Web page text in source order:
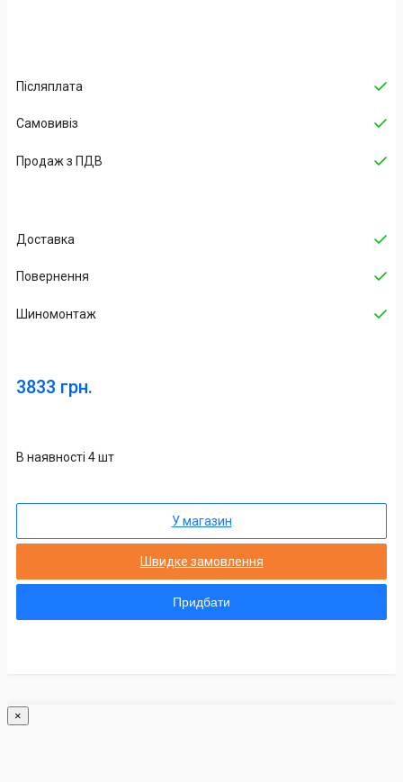
Післяплата
Самовивіз
Продаж з ПДВ
Доставка
Повернення
Шиномонтаж
3833 грн.
В наявності 4 шт
У магазин
Швидке замовлення
Придбати
×